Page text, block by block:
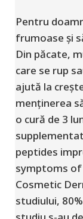
Pentru
frumoase și
Din păcate,
care se rup
ajută la
menținerea
o cură de 3
peptides
symptoms of
Cosmetic
studiului,